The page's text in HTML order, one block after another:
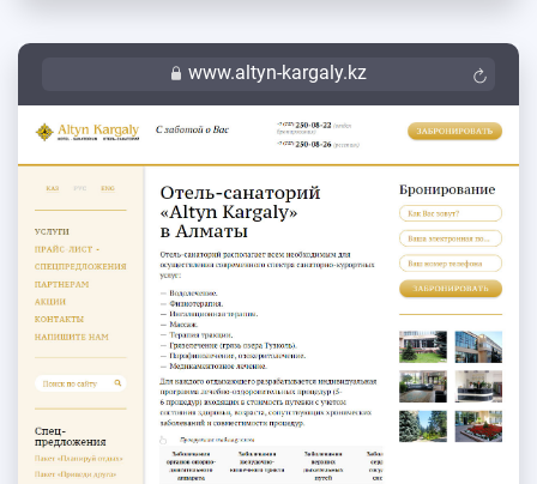
www.altyn-kargaly.kz